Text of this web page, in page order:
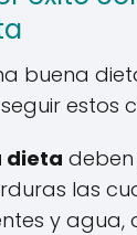
buena
estos
dieta
las
y agua,